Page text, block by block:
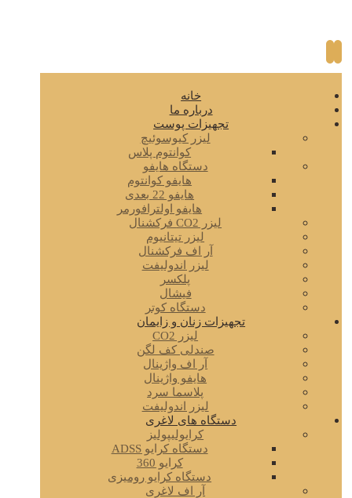
خانه
درباره ما
تجهیزات پوست
لیزر کیوسوئیچ
کوانتوم پلاس
دستگاه هایفو
هایفو کوانتوم
هایفو 22 بعدی
هایفو اولترافورمر
لیزر CO2 فرکشنال
لیزر تیتانیوم
آر اف فرکشنال
لیزر اندولیفت
پلکسر
فیشال
دستگاه کوتر
تجهیزات زنان و زایمان
لیزر CO2
صندلی کف لگن
آر اف واژینال
هایفو واژینال
پلاسما سرد
لیزر اندولیفت
دستگاه های لاغری
کرایولیپولیز
دستگاه کرایو ADSS
کرایو 360
دستگاه کرایو رومیزی
آر اف لاغری